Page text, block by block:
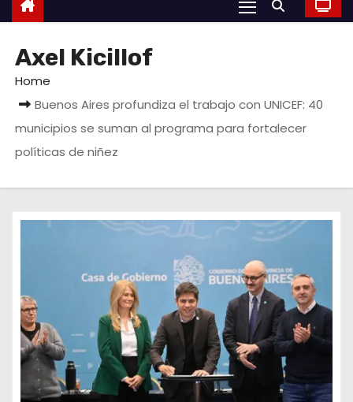
Axel Kicillof
Home
Buenos Aires profundiza el trabajo con UNICEF: 40
municipios se suman al programa para fortalecer
políticas de niñez